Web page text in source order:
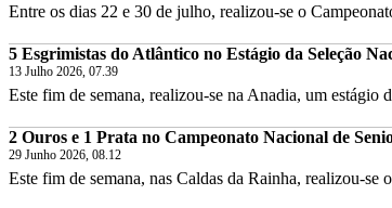
Entre os dias 22 e 30 de julho, realizou-se o
5 Esgrimistas do Atlântico no Estágio da Seleção
13 Julho 2026, 07.39
Este fim de semana, realizou-se na Anadia, um estágio
2 Ouros e 1 Prata no Campeonato Nacional de
29 Junho 2026, 08.12
Este fim de semana, nas Caldas da Rainha, realizou-se